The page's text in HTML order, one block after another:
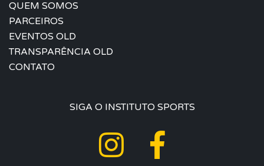
QUEM SOMOS
PARCEIROS
EVENTOS OLD
TRANSPARÊNCIA OLD
CONTATO
SIGA O INSTITUTO SPORTS